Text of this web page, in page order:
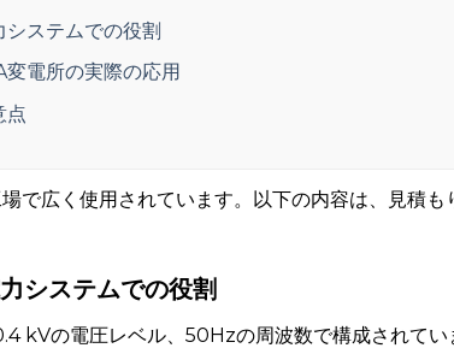
ステムでの役割
電所の実際の応用
点
で広く使用されています。以下の内容は、見積
システムでの役割
kVの電圧レベル、50Hzの周波数で構成されてい